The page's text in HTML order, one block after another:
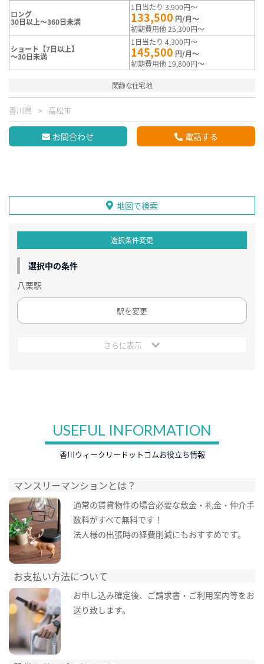
ロング
30日以上～360日未満
1日当たり 3,900円～
133,500 円/月～
初期費用他 25,300円～
ショート【7日以上】
～30日未満
1日当たり 4,300円～
145,500 円/月～
初期費用他 19,800円～
閑静な住宅地
香川県 高松市
お問合わせ 電話する
地図で検索
選択条件変更
選択中の条件
八栗駅
駅を変更
さらに表示
USEFUL INFORMATION
香川ウィークリードットコムお役立ち情報
マンスリーマンションとは？
通常の賃貸物件の場合必要な敷金・礼金・仲介手
数料がすべて無料です！
法人様の出張時の経費削減にもおすすめです。
お支払い方法について
お申し込み確定後、ご請求書・ご利用案内等をお
送り致します。